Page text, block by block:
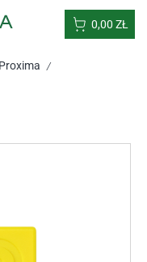
0,00 ZŁ
/